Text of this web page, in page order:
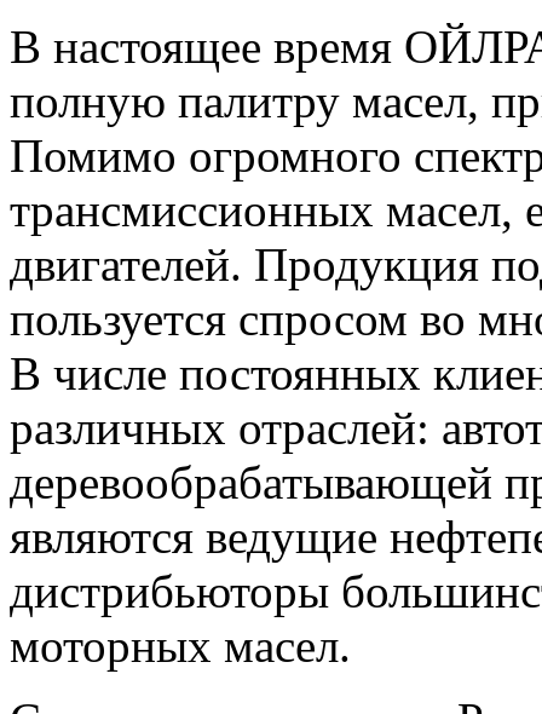
В настоящее время
полную палитру масел,
Помимо огромного
трансмиссионных масел,
двигателей. Продукция
пользуется спросом во
В числе постоянных
различных отраслей:
деревообрабатывающей
являются ведущие
дистрибьюторы
моторных масел.